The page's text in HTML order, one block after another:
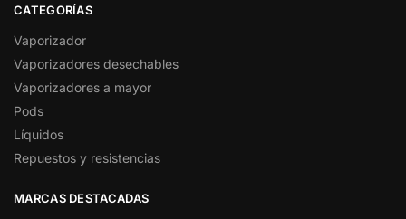
CATEGORÍAS
Vaporizador
Vaporizadores desechables
Vaporizadores a mayor
Pods
Líquidos
Repuestos y resistencias
MARCAS DESTACADAS